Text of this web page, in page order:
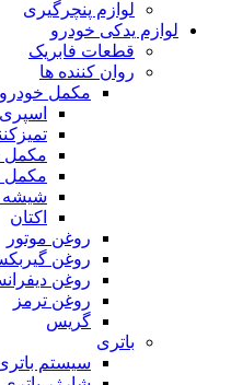
لوازم پنچرگیری
لوازم یدکی خودرو
قطعات فابریک
روان کننده ها
مکمل خودرو
مکمل
مکمل
شیشه
اکتان
روغن موتور
روغن
روغن
روغن ترمز
گریس
باتری
سیستم